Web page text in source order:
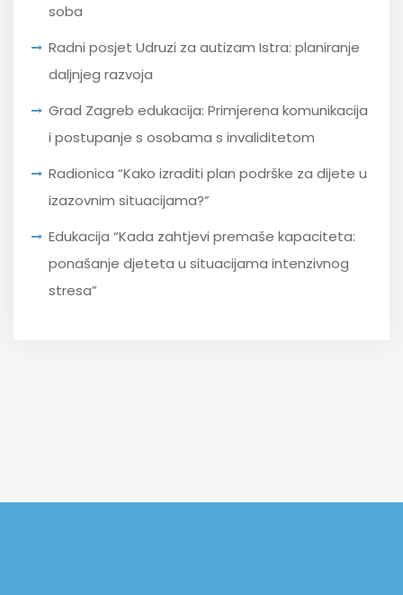
soba
Radni posjet Udruzi za autizam Istra: planiranje
daljnjeg razvoja
Grad Zagreb edukacija: Primjerena komunikacija
i postupanje s osobama s invaliditetom
Radionica “Kako izraditi plan podrške za dijete u
izazovnim situacijama?”
Edukacija “Kada zahtjevi premaše kapaciteta:
ponašanje djeteta u situacijama intenzivnog
stresa”